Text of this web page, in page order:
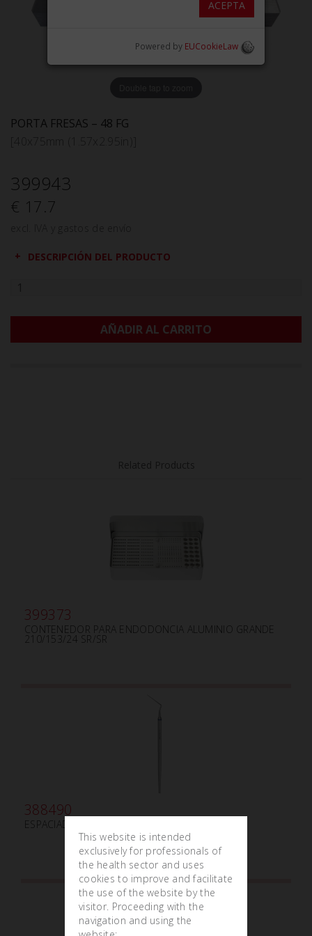
PORTA FRESAS – 48 FG
399943
€ 17.7
DESCRIPCIÓN DEL PRODUCTO
AÑADIR AL CARRITO
399373
CONTENEDOR PARA ENDODONCIA ALUMINIO GRANDE
210/153/24 SR/SR
388490
ESPACIADOR ISO 60
This website is intended
exclusively for professionals of
the health sector and uses
cookies to improve and facilitate
the use of the website by the
visitor. Proceeding with the
navigation and using the
ACEPTA
Powered by EUCookieLaw